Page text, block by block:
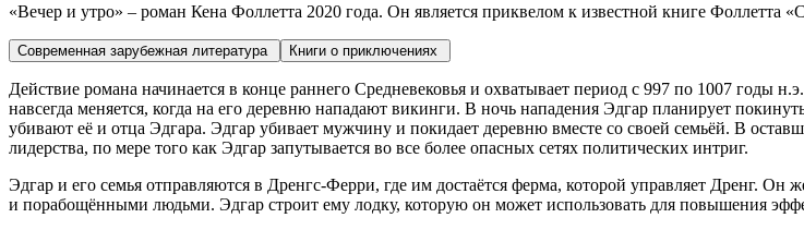
«Вечер и утро» – роман Кена Фоллетта 2020 года. Он является приквелом к известной книге Фоллетта
Современная зарубежная литература Книги о приключениях
Действие романа начинается в конце раннего Средневековья и охватывает период с 997 по 1007 годы
навсегда меняется, когда на его деревню нападают викинги. В ночь нападения Эдгар планирует
убивают её и отца Эдгара. Эдгар убивает мужчину и покидает деревню вместе со своей семьёй. В
лидерства, по мере того как Эдгар запутывается во все более опасных сетях политических интриг.
Эдгар и его семья отправляются в Дренгс-Ферри, где им достаётся ферма, которой управляет Дренг.
и порабощёнными людьми. Эдгар строит ему лодку, которую он может использовать для повышения